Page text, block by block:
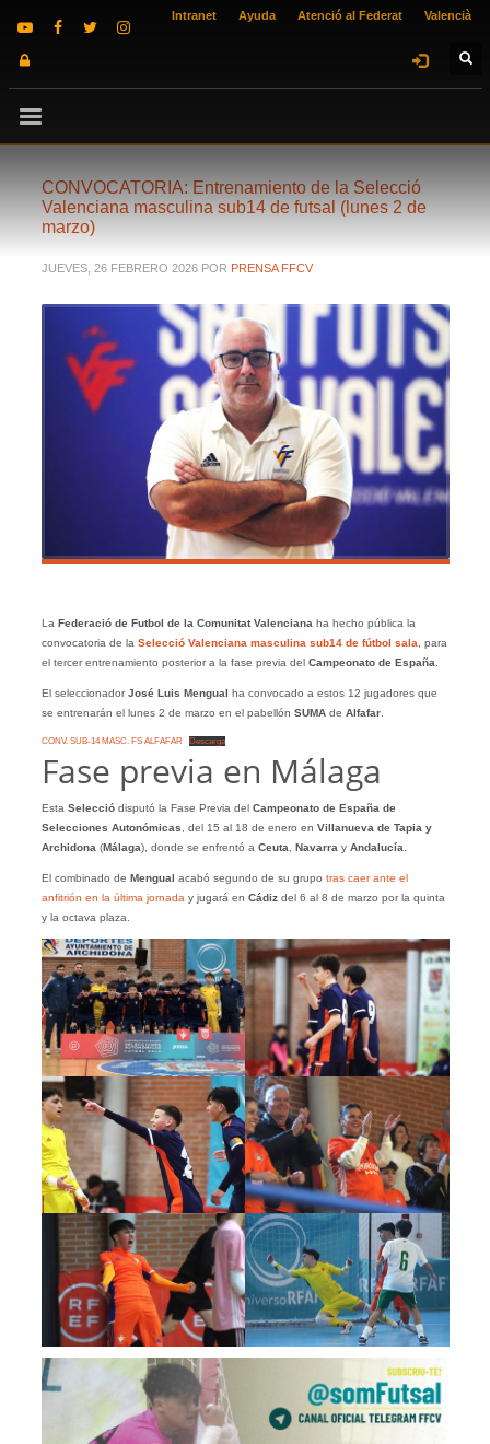
Intranet Ayuda Atenció al Federat Valencià
CONVOCATORIA: Entrenamiento de la Selecció
Valenciana masculina sub14 de futsal (lunes 2 de
marzo)
JUEVES, 26 FEBRERO 2026 POR PRENSA FFCV
La Federació de Futbol de la Comunitat Valenciana ha hecho pública la
convocatoria de la Selecció Valenciana masculina sub14 de fútbol sala , para
el tercer entrenamiento posterior a la fase previa del Campeonato de España
El seleccionadorJosé Luis Mengual ha convocado a estos 12 jugadores que
se entrenarán el lunes 2 de marzo en el pabellón SUMAde Alfafar.
CONV. SUB-14 MASC. FS ALFAFAR Descarga
Fase previa en Málaga
Esta Selecciódisputó la Fase Previa del Campeonato de España de
Selecciones Autonómicas , del 15 al 18 de enero en Villanueva de Tapia y
Archidona (Málaga), donde se enfrentó a Ceuta Navarra y Andalucía
El combinado de Mengual acabó segundo de su grupo tras caer ante el
anfitrión en la última jornada y jugará en Cádizdel 6 al 8 de marzo por la quinta
y la octava plaza.